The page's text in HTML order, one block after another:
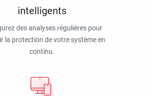
intelligents
des analyses régulières pour
la protection de votre système en
continu.